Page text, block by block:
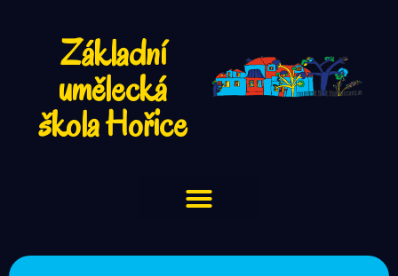
Základní
umělecká
škola Hořice